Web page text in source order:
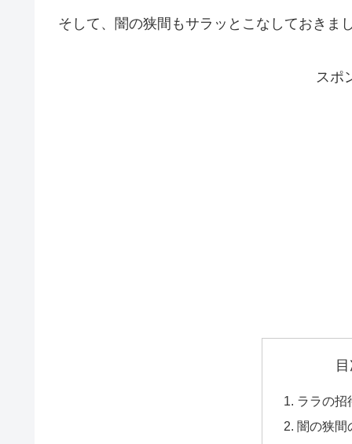
そして、闇の狭間もサラッとこなしておきま
スポ
ララの招
闇の狭間